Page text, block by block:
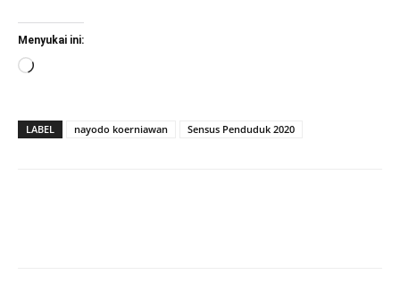
Menyukai ini:
Memuat...
LABEL nayodo koerniawan Sensus Penduduk 2020